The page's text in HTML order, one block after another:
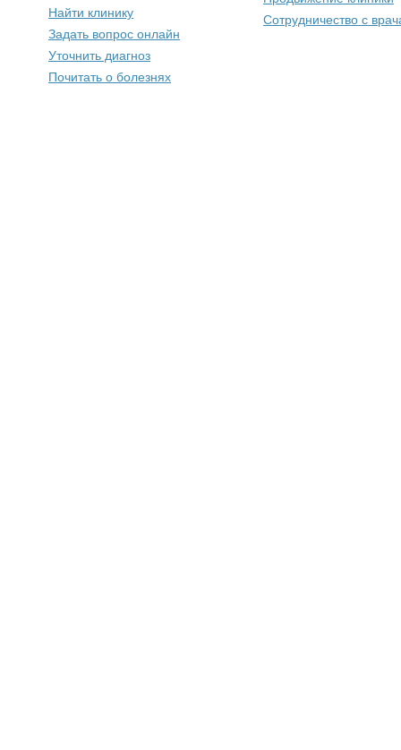
Найти клинику
Задать вопрос онлайн
Уточнить диагноз
Почитать о болезнях
Сотрудничество с